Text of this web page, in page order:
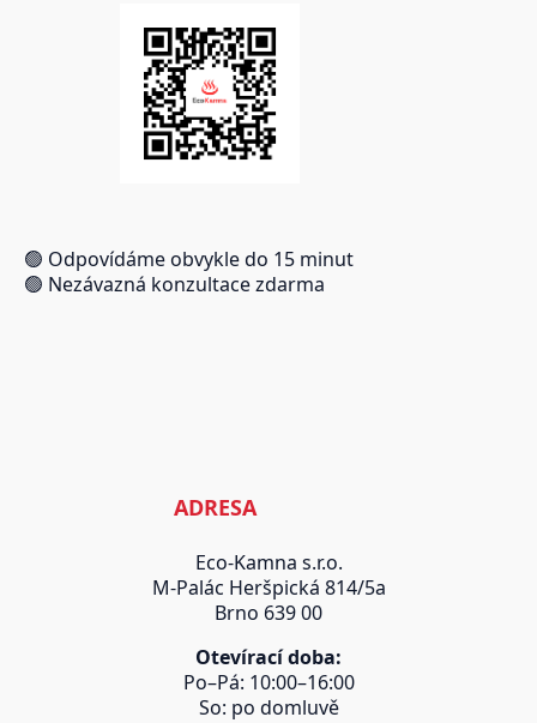
🟢 Odpovídáme obvykle do 15 minut
🟢 Nezávazná konzultace zdarma
ADRESA
Eco-Kamna s.r.o.
M-Palác Heršpická 814/5a
Brno 639 00
Otevírací doba:
Po–Pá: 10:00–16:00
So: po domluvě